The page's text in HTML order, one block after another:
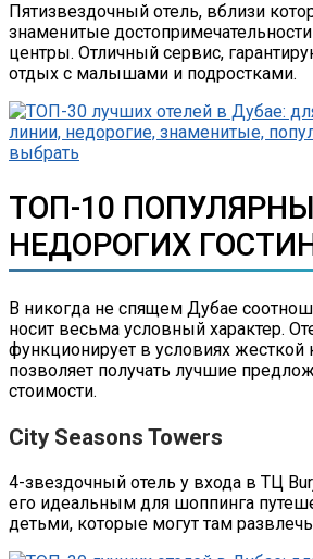
Пятизвездочный отель, вблизи
знаменитые
центры. Отличный сервис,
отдых с малышами и подростками.
ТОП-10
НЕДОРОГИХ
В никогда не спящем Дубае
носит весьма условный характер.
функционирует в условиях жесткой
позволяет получать лучшие
стоимости.
City Seasons Towers
4-звездочный отель у входа в ТЦ
его идеальным для шоппинга
детьми, которые могут там